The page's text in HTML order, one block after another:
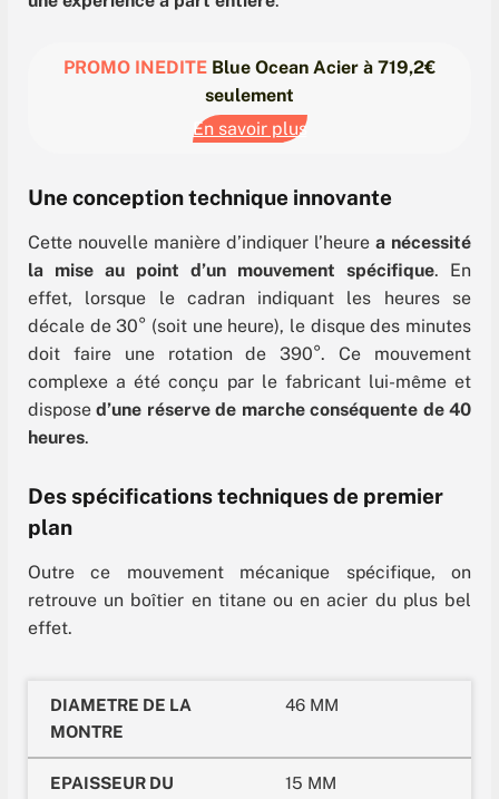
PROMO INEDITE Blue Ocean Acier à 719,2€
seulement
En savoir plus
Une conception technique innovante
Cette nouvelle manière d’indiquer l’heure a nécessité
la mise au point d’un mouvement spécifique. En
effet, lorsque le cadran indiquant les heures se
décale de 30° (soit une heure), le disque des minutes
doit faire une rotation de 390°. Ce mouvement
complexe a été conçu par le fabricant lui-même et
disposed’une réserve de marche conséquente de 40
heures.
Des spécifications techniques de premier
plan
Outre ce mouvement mécanique spécifique, on
retrouve un boîtier en titane ou en acier du plus bel
effet.
DIAMETRE DE LA
MONTRE
46 MM
EPAISSEUR DU
15 MM